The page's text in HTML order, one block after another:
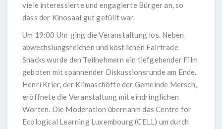
viele interessierte und engagierte Bürger an, so
dass der Kinosaal gut gefüllt war.
Um 19:00 Uhr ging die Veranstaltung los. Neben
abwechslungsreichen und köstlichen Fairtrade
Snacks wurde den Teilnehmern ein tiefgehender Film
geboten mit spannender Diskussionsrunde am Ende.
Henri Krier, der Klimaschöffe der Gemeinde Mersch,
eröffnete die Veranstaltung mit eindringlichen
Worten. Die Moderation übernahm das Centre for
Ecological Learning Luxembourg (CELL) um durch